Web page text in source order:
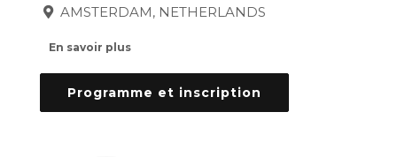
AMSTERDAM, NETHERLANDS
En savoir plus
Programme et inscription